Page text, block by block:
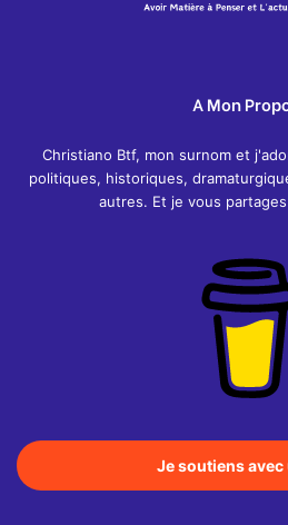
A Mon
Christiano Btf, mon surnom et
politiques, historiques,
autres. Et je vous
Je soutiens avec